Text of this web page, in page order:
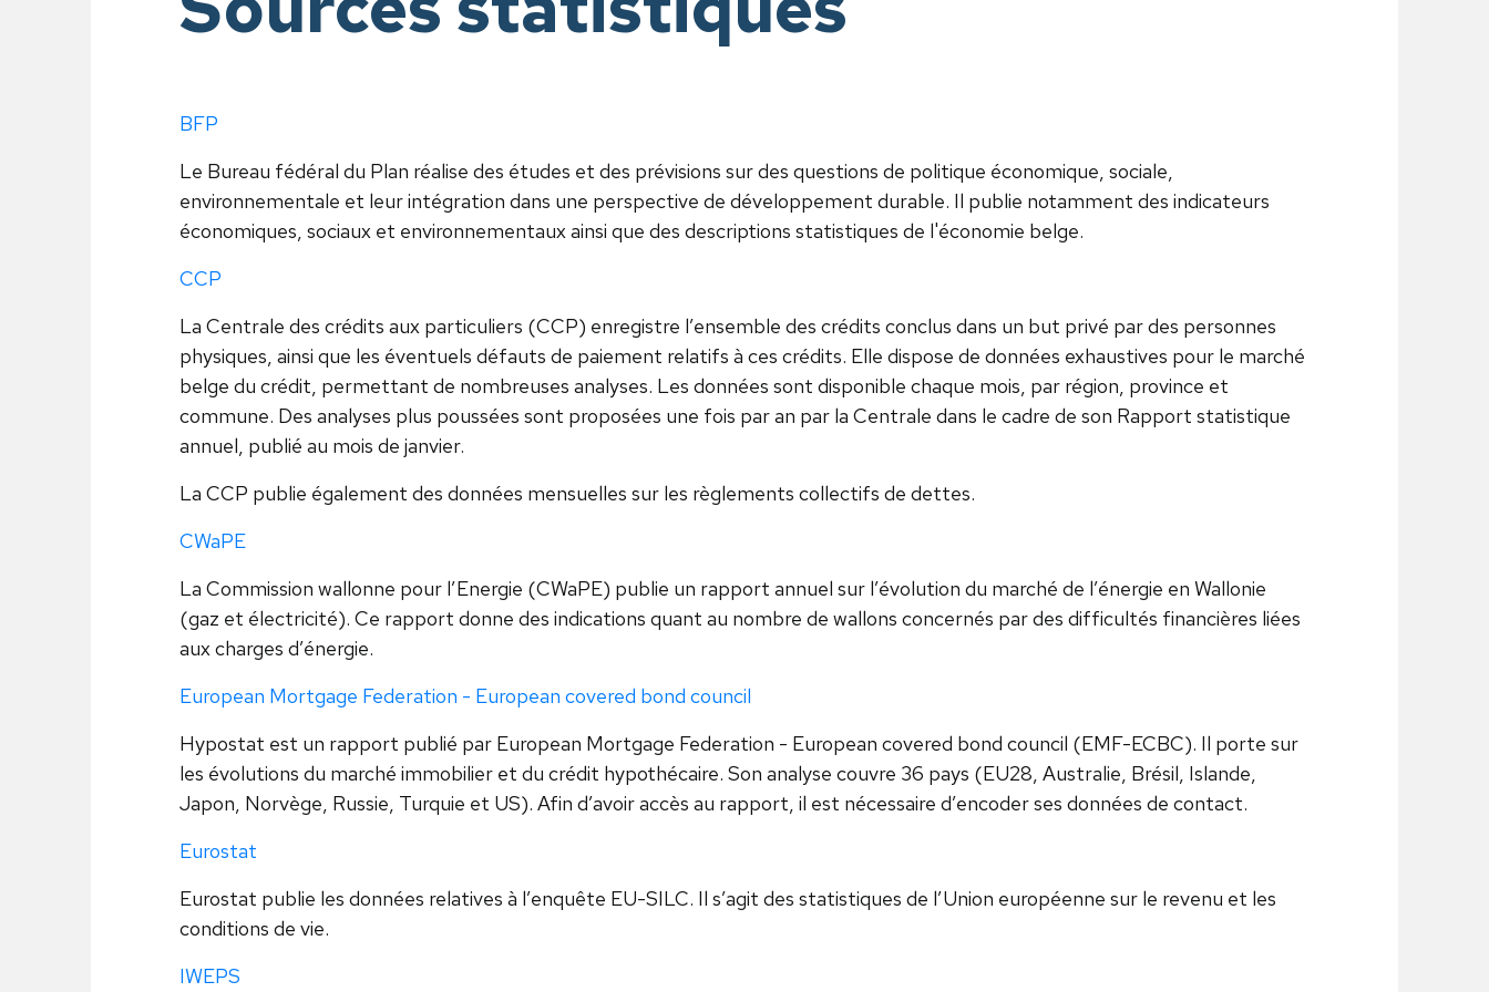
BFP
Le Bureau fédéral du Plan réalise des études et des prévisions sur des questions de politique économique, sociale,
environnementale et leur intégration dans une perspective de développement durable. Il publie notamment des indicateurs
économiques, sociaux et environnementaux ainsi que des descriptions statistiques de l'économie belge.
CCP
La Centrale des crédits aux particuliers (CCP) enregistre l’ensemble des crédits conclus dans un but privé par des personnes
physiques, ainsi que les éventuels défauts de paiement relatifs à ces crédits. Elle dispose de données exhaustives pour le marché
belge du crédit, permettant de nombreuses analyses. Les données sont disponible chaque mois, par région, province et
commune. Des analyses plus poussées sont proposées une fois par an par la Centrale dans le cadre de son Rapport statistique
annuel, publié au mois de janvier.
La CCP publie également des données mensuelles sur les règlements collectifs de dettes.
CWaPE
La Commission wallonne pour l’Energie (CWaPE) publie un rapport annuel sur l’évolution du marché de l’énergie en Wallonie
(gaz et électricité). Ce rapport donne des indications quant au nombre de wallons concernés par des difficultés financières liées
aux charges d’énergie.
European Mortgage Federation - European covered bond council
Hypostat est un rapport publié par European Mortgage Federation - European covered bond council (EMF-ECBC). Il porte sur
les évolutions du marché immobilier et du crédit hypothécaire. Son analyse couvre 36 pays (EU28, Australie, Brésil, Islande,
Japon, Norvège, Russie, Turquie et US). Afin d’avoir accès au rapport, il est nécessaire d’encoder ses données de contact.
Eurostat
Eurostat publie les données relatives à l’enquête EU-SILC. Il s’agit des statistiques de l’Union européenne sur le revenu et les
conditions de vie.
IWEPS